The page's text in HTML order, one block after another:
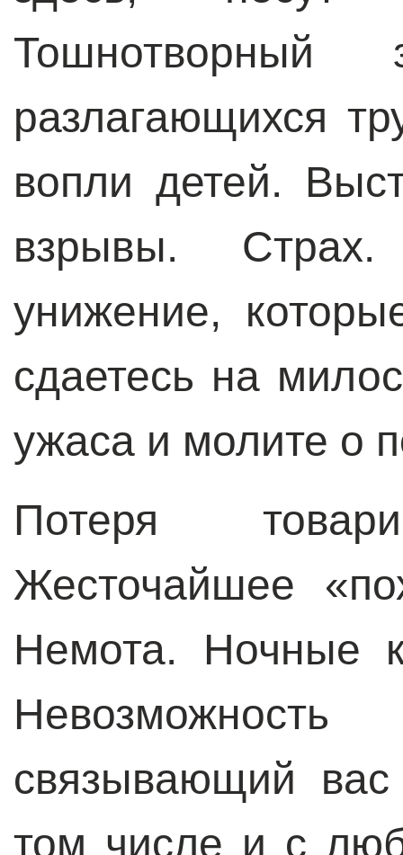
разлагающихся
вопли детей.
взрывы.
унижение,
сдаетесь на
ужаса и молите о
Потеря
Жесточайшее
Немота. Ночные
связывающий
том числе и с